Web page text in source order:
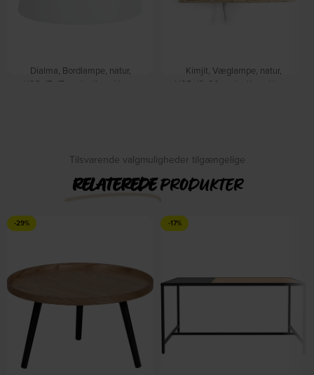
Dialma, Bordlampe, natur,
H28x17x17 cm by Kave Home
Kimjit, Væglampe, natur,
H25x13x20 cm by Kave Home
Tilsvarende valgmuligheder tilgængelige
RELATEREDEPRODUKTER
-29% -17%